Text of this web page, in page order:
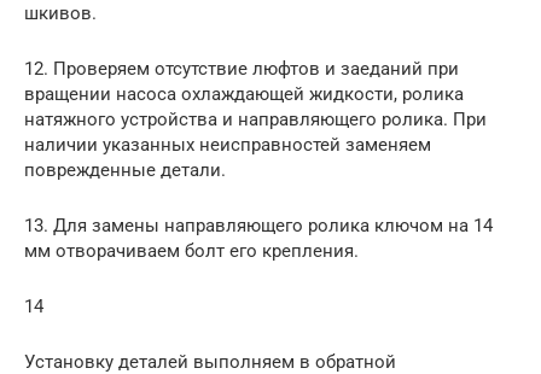
шкивов.
12. Проверяем отсутствие люфтов и заеданий при
вращении насоса охлаждающей жидкости, ролика
натяжного устройства и направляющего ролика. При
наличии указанных неисправностей заменяем
поврежденные детали.
13. Для замены направляющего ролика ключом на 14
мм отворачиваем болт его крепления.
14
Установку деталей выполняем в обратной